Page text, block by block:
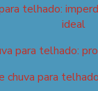
telhado:
ideal
para telhado:
chuva para